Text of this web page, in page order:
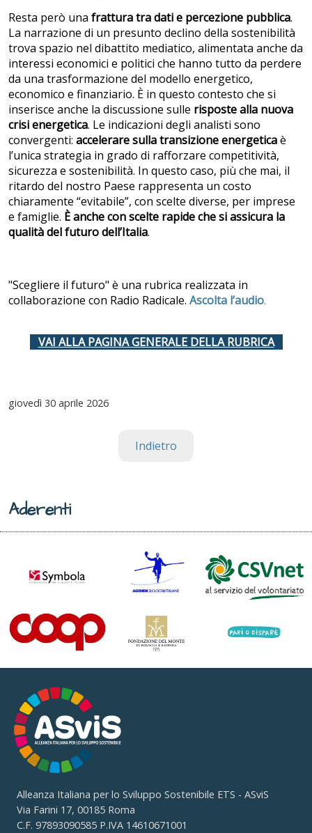
Resta però una frattura tra dati e percezione pubblica.
La narrazione di un presunto declino della sostenibilità
trova spazio nel dibattito mediatico, alimentata anche da
interessi economici e politici che hanno tutto da perdere
da una trasformazione del modello energetico,
economico e finanziario. È in questo contesto che si
inserisce anche la discussione sulle risposte alla nuova
crisi energetica. Le indicazioni degli analisti sono
convergenti: accelerare sulla transizione energeticaè
l’unica strategia in grado di rafforzare competitività,
sicurezza e sostenibilità. In questo caso, più che mai, il
ritardo del nostro Paese rappresenta un costo
chiaramente “evitabile”, con scelte diverse, per imprese
e famiglie. È anche con scelte rapide che si assicura la
qualità del futuro dell’Italia.
"Scegliere il futuro" è una rubrica realizzata in
collaborazione con Radio Radicale. Ascolta l’audio.
VAI ALLA PAGINA GENERALE DELLA RUBRICA
giovedì 30 aprile 2026
Indietro
Aderenti
Alleanza Italiana per lo Sviluppo Sostenibile ETS - ASviS
Via Farini 17, 00185 Roma
C.F. 97893090585 P.IVA 14610671001